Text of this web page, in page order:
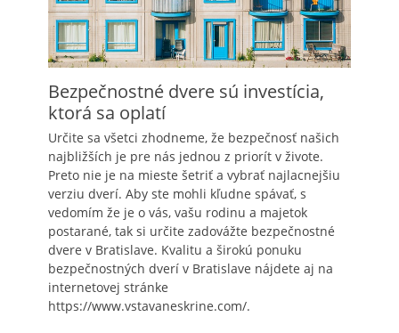
Bezpečnostné dvere sú investícia,
ktorá sa oplatí
Určite sa všetci zhodneme, že bezpečnosť našich
najbližších je pre nás jednou z priorít v živote.
Preto nie je na mieste šetriť a vybrať najlacnejšiu
verziu dverí. Aby ste mohli kľudne spávať, s
vedomím že je o vás, vašu rodinu a majetok
postarané, tak si určite zadovážte bezpečnostné
dvere v Bratislave. Kvalitu a širokú ponuku
bezpečnostných dverí v Bratislave nájdete aj na
internetovej stránke
https://www.vstavaneskrine.com/.